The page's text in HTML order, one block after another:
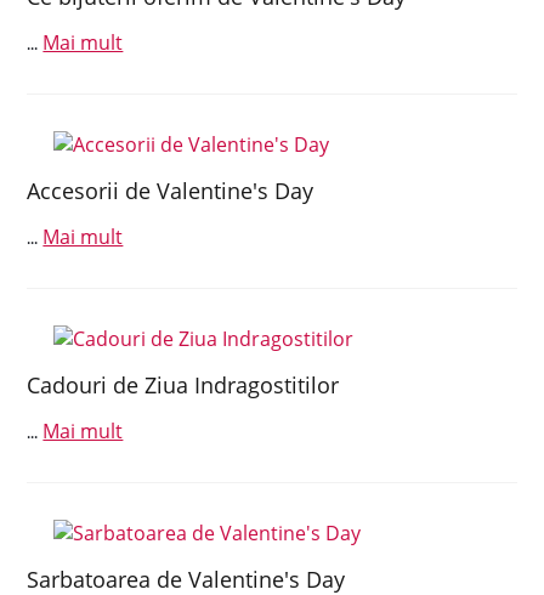
... Mai mult
Accesorii de Valentine's Day
... Mai mult
Cadouri de Ziua Indragostitilor
... Mai mult
Sarbatoarea de Valentine's Day